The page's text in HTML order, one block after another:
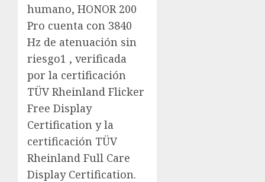
humano, HONOR 200
Pro cuenta con 3840
Hz de atenuación sin
riesgo1 , verificada
por la certificación
TÜV Rheinland Flicker
Free Display
Certification y la
certificación TÜV
Rheinland Full Care
Display Certification.